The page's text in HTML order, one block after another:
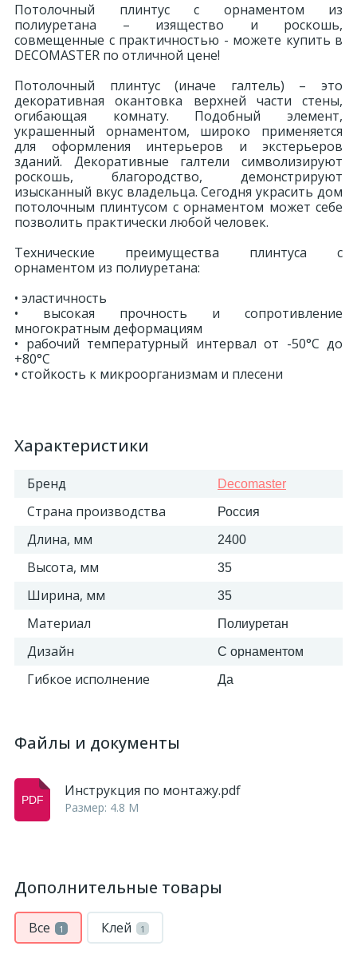
Потолочный плинтус с орнаментом из
полиуретана – изящество и роскошь,
совмещенные с практичностью - можете купить в
DECOMASTER по отличной цене!
Потолочный плинтус (иначе галтель) – это
декоративная окантовка верхней части стены,
огибающая комнату. Подобный элемент,
украшенный орнаментом, широко применяется
для оформления интерьеров и экстерьеров
зданий. Декоративные галтели символизируют
роскошь, благородство, демонстрируют
изысканный вкус владельца. Сегодня украсить дом
потолочным плинтусом с орнаментом может себе
позволить практически любой человек.
Технические преимущества плинтуса с
орнаментом из полиуретана:
• эластичность
• высокая прочность и сопротивление
многократным деформациям
• рабочий температурный интервал от -50°С до
+80°С
• стойкость к микроорганизмам и плесени
Характеристики
Бренд Decomaster
Страна производства Россия
Длина, мм 2400
Высота, мм 35
Ширина, мм 35
Материал Полиуретан
Дизайн С орнаментом
Гибкое исполнение Да
Файлы и документы
Инструкция по монтажу.pdf
Размер: 4.8 M
Дополнительные товары
Все 1 Клей 1